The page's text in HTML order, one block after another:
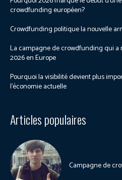
crowdfunding européen?
Crowdfunding politique la nouvelle
La campagne de crowdfunding qui
2026 en Europe
Pourquoi la visibilité devient plus
l’économie actuelle
Articles populaires
Campagne de